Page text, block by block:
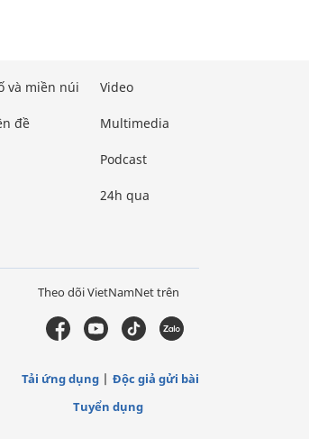
và miền núi
đề
Video
Multimedia
Podcast
24h qua
Theo dõi VietNamNet trên
Tải ứng dụng
Độc giả gửi bài
Tuyển dụng